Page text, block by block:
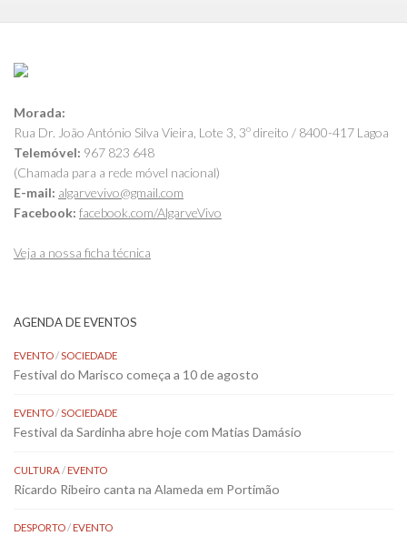
Morada:
Rua Dr. João António Silva Vieira, Lote 3, 3º direito / 8400-417 Lagoa
Telemóvel: 967 823 648
(Chamada para a rede móvel nacional)
E-mail: algarvevivo@gmail.com
Facebook: facebook.com/AlgarveVivo
Veja a nossa ficha técnica
AGENDA DE EVENTOS
EVENTO/SOCIEDADE
Festival do Marisco começa a 10 de agosto
EVENTO/SOCIEDADE
Festival da Sardinha abre hoje com Matias Damásio
CULTURA/EVENTO
Ricardo Ribeiro canta na Alameda em Portimão
DESPORTO/EVENTO